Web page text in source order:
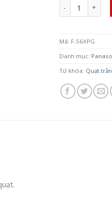
Mã: F-56XPG
Danh mục:
Từ khóa: Quạt trần